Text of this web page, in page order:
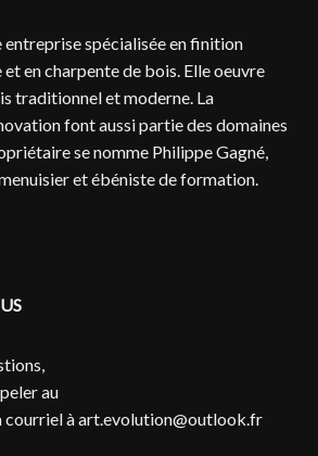
spécialisée en finition
en charpente de bois. Elle oeuvre
traditionnel et moderne. La
font aussi partie des domaines
se nomme Philippe Gagné,
et ébéniste de formation.
au
courriel àart.evolution@outlook.fr